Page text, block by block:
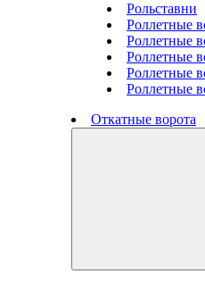
Рольставни
Роллетные
Роллетные
Роллетные
Роллетные
Роллетные
Откатные ворота